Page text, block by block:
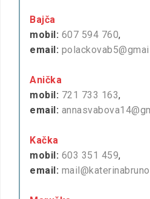
Bajča
mobil: 607 594 760,
email:
Anička
mobil: 721 733 163,
email:
Kačka
mobil: 603 351 459,
email: